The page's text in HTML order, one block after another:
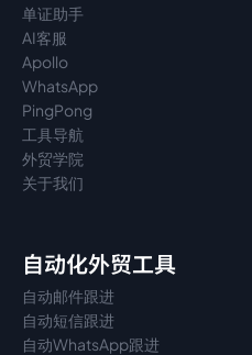
单证助手
AI客服
Apollo
WhatsApp
PingPong
工具导航
外贸学院
关于我们
自动化外贸工具
自动邮件跟进
自动短信跟进
自动WhatsApp跟进